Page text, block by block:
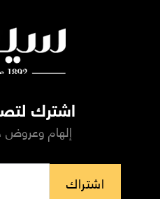
اشترك
إلهام وعروض
اشتراك